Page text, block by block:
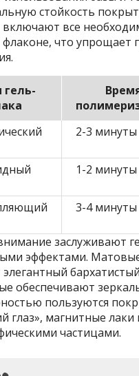
стойкость
включают все
что упрощает
гель-
2-3 минуты
1-2 минуты
3-4 минуты
заслуживают
эффектами.
элегантный
обеспечивают
пользуются
глаз», магнитные лаки
частицами.